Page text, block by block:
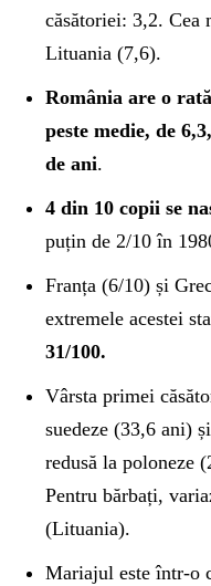
căsătoriei: 3,2. Cea
Lituania (7,6).
România are o
peste medie, de
de ani.
4 din 10 copii se
puțin de 2/10 în
Franța (6/10) și
extremele acestei
31/100.
Vârsta primei
suedeze (33,6 ani)
redusă la poloneze
Pentru bărbați,
(Lituania).
Mariajul este într-o